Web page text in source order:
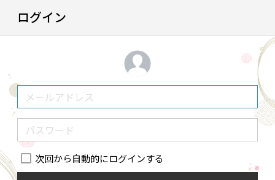
ログイン
次回から自動的にログインする